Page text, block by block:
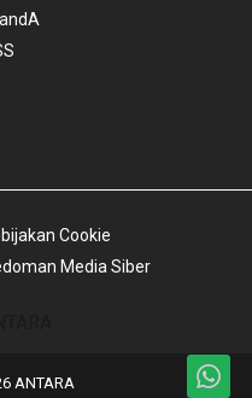
Cookie
Media Siber
ANTARA